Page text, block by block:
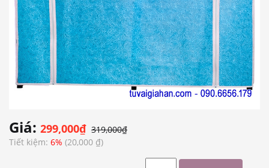
Giá: 299,000₫ 319,000₫
Tiết kiệm: 6% (20,000 ₫)